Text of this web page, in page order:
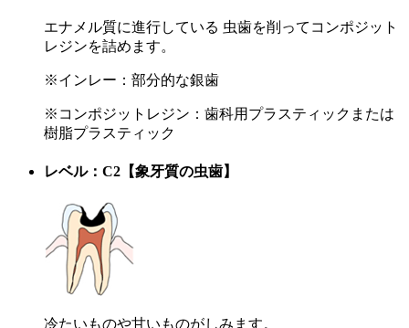
エナメル質に進行している 虫歯を削ってコンポジット
レジンを詰めます。
※インレー： 部分的な銀歯
※コンポジットレジン： 歯科用プラスティックまたは
樹脂プラスティック
レベル：C2【象牙質の虫歯】
冷たいものや甘いものがしみます。